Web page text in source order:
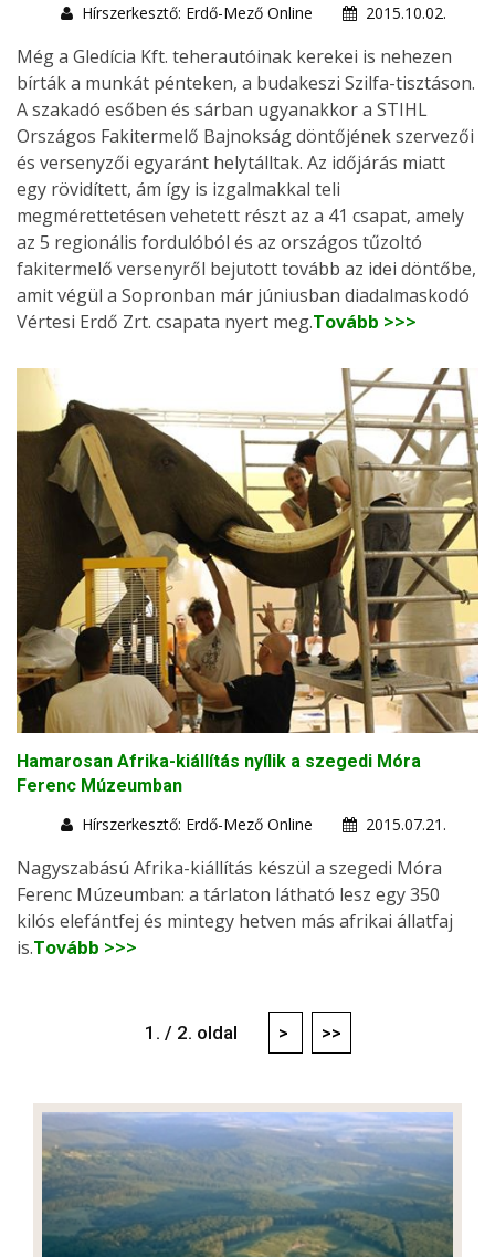
Hírszerkesztő: Erdő-Mező Online
2015.10.02.
Még a Gledícia Kft. teherautóinak kerekei is nehezen
bírták a munkát pénteken, a budakeszi Szilfa-tisztáson.
A szakadó esőben és sárban ugyanakkor a STIHL
Országos Fakitermelő Bajnokság döntőjének szervezői
és versenyzői egyaránt helytálltak. Az időjárás miatt
egy rövidített, ám így is izgalmakkal teli
megmérettetésen vehetett részt az a 41 csapat, amely
az 5 regionális fordulóból és az országos tűzoltó
fakitermelő versenyről bejutott tovább az idei döntőbe,
amit végül a Sopronban már júniusban diadalmaskodó
Vértesi Erdő Zrt. csapata nyert meg.Tovább >>>
Hamarosan Afrika-kiállítás nyílik a szegedi Móra
Ferenc Múzeumban
Hírszerkesztő: Erdő-Mező Online
2015.07.21.
Nagyszabású Afrika-kiállítás készül a szegedi Móra
Ferenc Múzeumban: a tárlaton látható lesz egy 350
kilós elefántfej és mintegy hetven más afrikai állatfaj
is.Tovább >>>
1. / 2. oldal > >>